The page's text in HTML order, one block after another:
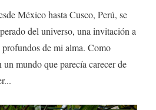
México hasta Cusco, Perú, se
del universo, una invitación a
profundos de mi alma. Como
un mundo que parecía carecer de